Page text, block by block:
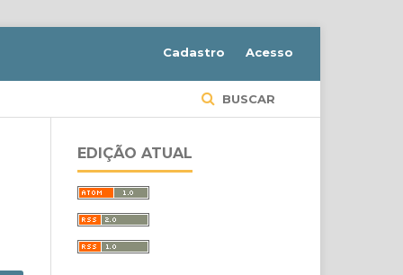
BUSCAR
Cadastro Acesso
EDIÇÃO ATUAL